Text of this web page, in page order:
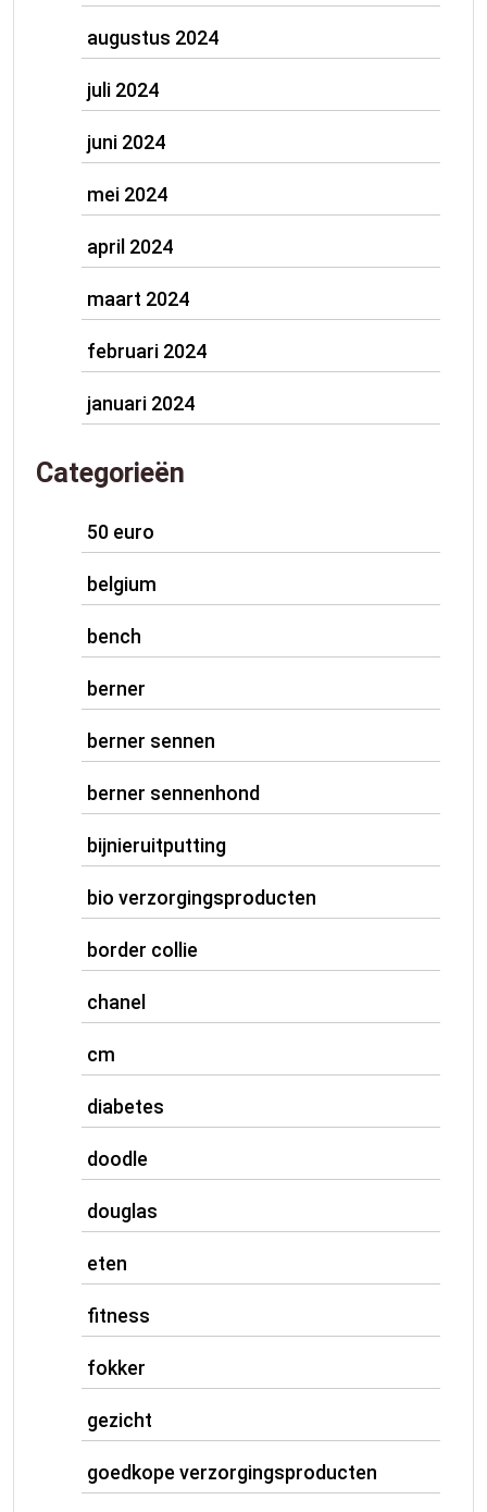
augustus 2024
juli 2024
juni 2024
mei 2024
april 2024
maart 2024
februari 2024
januari 2024
Categorieën
50 euro
belgium
bench
berner
berner sennen
berner sennenhond
bijnieruitputting
bio verzorgingsproducten
border collie
chanel
cm
diabetes
doodle
douglas
eten
fitness
fokker
gezicht
goedkope verzorgingsproducten